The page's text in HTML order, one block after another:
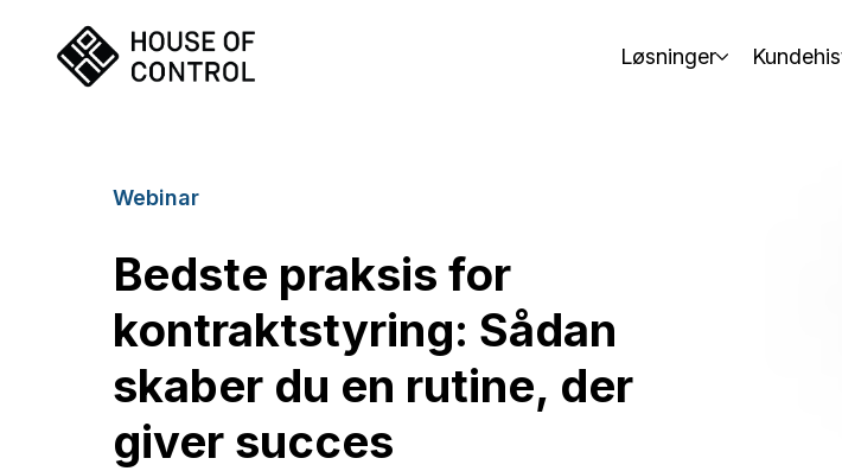
Løsninger
Webinar
Bedste praksis for
kontraktstyring: Sådan
skaber du en rutine, der
giver succes